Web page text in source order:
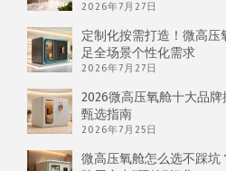
2026年7月27日
定制化按需打造！微高压
足全场景个性化需求
2026年7月27日
2026微高压氧舱十大品
甄选指南
2026年7月25日
微高压氧舱怎么选不踩坑